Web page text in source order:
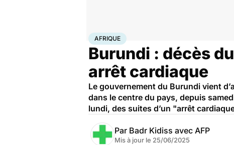
AccueilSantéSociété
AFRIQUE
Burundi : décès
arrêt cardiaque
Le gouvernement du Burundi vient
dans le centre du pays, depuis
lundi, des suites d’un "arrêt
Par Badr Kidiss avec AFP
Mis à jour le 25/06/2025